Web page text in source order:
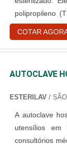
polipropileno
ainda pode ser
Detalhes a
COTAR
AUTOCLAVE
ESTERILAV/ SÃO
A autoclave
utensílios em
consultórios